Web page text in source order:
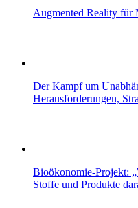
Augmented Reality für
Der Kampf um
Herausforderungen,
Bioökonomie-Projekt:
Stoffe und Produkte